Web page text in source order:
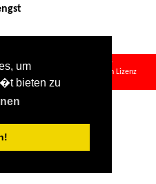
um
bieten zu
08/11 09:34 127.0.0.1
Wikis unter der folgenden Lizenz
4.0 International